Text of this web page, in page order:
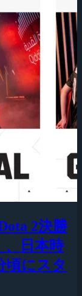
2決勝
、日本時
頃にスタ